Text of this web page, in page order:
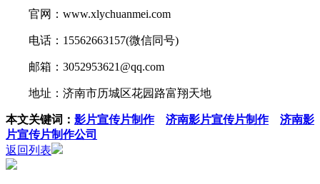
官网：www.xlychuanmei.com
电话：15562663157(微信同号)
邮箱：3052953621@qq.com
地址：济南市历城区花园路富翔天地
本文关键词： 影片宣传片制作 济南影片宣传片制作
济南影
片宣传片制作公司
返回列表